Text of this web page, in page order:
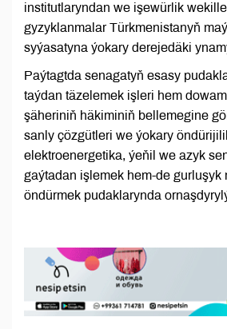
institutlaryndan we işewürlik
gyzyklanmalar Türkmenistanyň
syýasatyna ýokary derejedäki
Paýtagtda senagatyň esasy
taýdan täzelemek işleri hem
şäheriniň häkiminiň bellemegine
sanly çözgütleri we ýokary
elektroenergetika, ýeňil we azyk
gaýtadan işlemek hem-de gurluşyk
öndürmek pudaklarynda